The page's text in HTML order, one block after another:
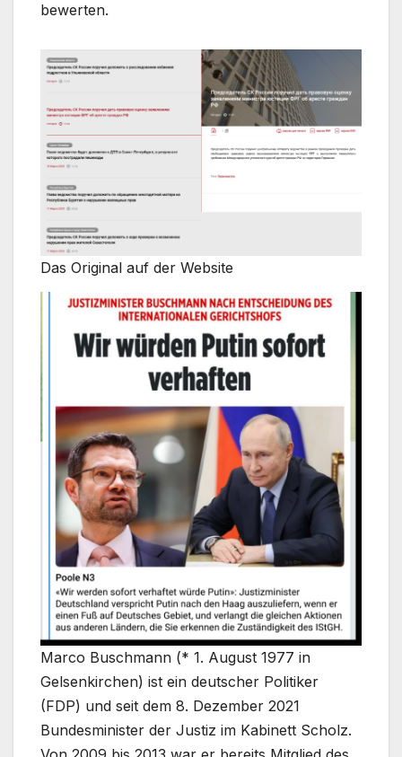
bewerten.
Das Original auf der Website
Marco Buschmann (* 1. August 1977 in
Gelsenkirchen) ist ein deutscher Politiker
(FDP) und seit dem 8. Dezember 2021
Bundesminister der Justiz im Kabinett Scholz.